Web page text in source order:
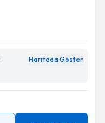
Haritada Göster